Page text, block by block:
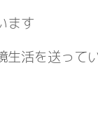
ます
生活を送って